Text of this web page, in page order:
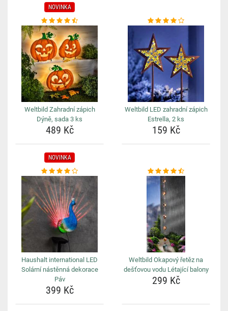
NOVINKA
Weltbild Zahradní zápich
Dýně, sada 3 ks
489 Kč
Weltbild LED zahradní zápich
Estrella, 2 ks
159 Kč
NOVINKA
Haushalt international LED
Solární nástěnná dekorace
Páv
399 Kč
Weltbild Okapový řetěz na
dešťovou vodu Létající balony
299 Kč